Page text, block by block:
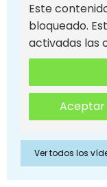
Este
bloqueado.
activadas las
Aceptar
Ver todos los